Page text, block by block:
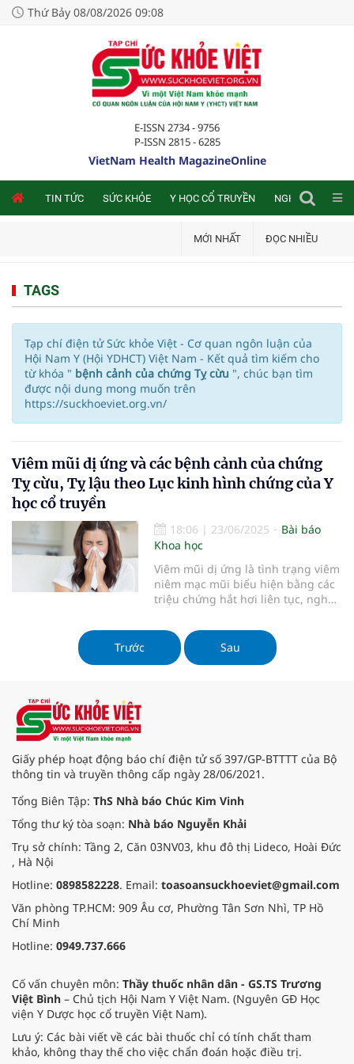
Thứ Bảy 08/08/2026 09:08
E-ISSN 2734 - 9756
P-ISSN 2815 - 6285
VietNam Health MagazineOnline
TIN TỨC SỨC KHỎE Y HỌC CỔ TRUYỀN NGHIÊN CỨU
MỚI NHẤT ĐỌC NHIỀU
TAGS
Tạp chí điện tử Sức khỏe Việt - Cơ quan ngôn luận của
Hội Nam Y (Hội YDHCT) Việt Nam - Kết quả tìm kiếm cho
từ khóa " bệnh cảnh của chứng Tỵ cừu ", chúc bạn tìm
được nội dung mong muốn trên
https://suckhoeviet.org.vn/
Viêm mũi dị ứng và các bệnh cảnh của chứng
Tỵ cừu, Tỵ lậu theo Lục kinh hình chứng của Y
học cổ truyền
18:06 | 23/06/2025
Bài báo
Khoa học
Viêm mũi dị ứng là tình trạng viêm
niêm mạc mũi biểu hiện bằng các
triệu chứng hắt hơi liên tục, nghẹt
gian kháng thể và xảy ra do tiếp
xúc với dị nguyên trong không khí
như phấn hoa, lông động vật, lông
diễn tiến đến hen suyễn và 80%
bệnh nhân hen có viêm mũi dị
ứng.
Trước Sau
Giấy phép hoạt động báo chí điện tử số 397/GP-BTTTT của Bộ
thông tin và truyền thông cấp ngày 28/06/2021.
Tổng Biên Tập: ThS Nhà báo Chúc Kim Vinh
Tổng thư ký tòa soạn: Nhà báo Nguyễn Khải
Trụ sở chính: Tầng 2, Căn 03NV03, khu đô thị Lideco, Hoài Đức
, Hà Nội
Hotline: 0898582228. Email: toasoansuckhoeviet@gmail.com
Văn phòng TP.HCM: 909 Âu cơ, Phường Tân Sơn Nhì, TP Hồ
Chí Minh
Hotline: 0949.737.666
Cố vấn chuyên môn: Thầy thuốc nhân dân - GS.TS Trương
Việt Bình – Chủ tịch Hội Nam Y Việt Nam. (Nguyên GĐ Học
viện Y Dược học cổ truyền Việt Nam).
Lưu ý: Các bài viết về các bài thuốc chỉ có tính chất tham
khảo, không thay thế cho việc chẩn đoán hoặc điều trị.